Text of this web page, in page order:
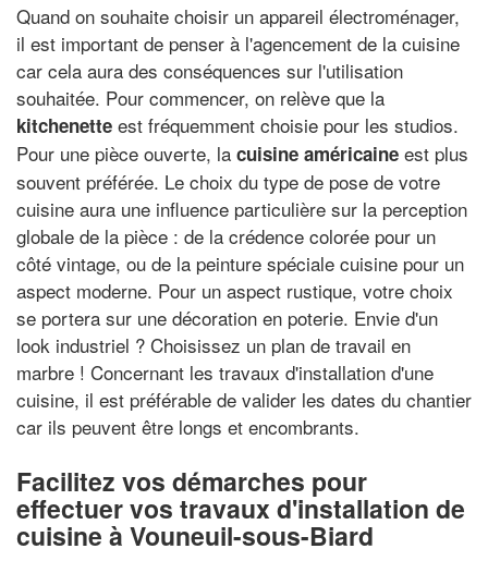
Quand on souhaite choisir un appareil électroménager,
il est important de penser à l'agencement de la cuisine
car cela aura des conséquences sur l'utilisation
souhaitée. Pour commencer, on relève que la
kitchenette est fréquemment choisie pour les studios.
Pour une pièce ouverte, la cuisine américaine est plus
souvent préférée. Le choix du type de pose de votre
cuisine aura une influence particulière sur la perception
globale de la pièce : de la crédence colorée pour un
côté vintage, ou de la peinture spéciale cuisine pour un
aspect moderne. Pour un aspect rustique, votre choix
se portera sur une décoration en poterie. Envie d'un
look industriel ? Choisissez un plan de travail en
marbre ! Concernant les travaux d'installation d'une
cuisine, il est préférable de valider les dates du chantier
car ils peuvent être longs et encombrants.
Facilitez vos démarches pour
effectuer vos travaux d'installation de
cuisine à Vouneuil-sous-Biard